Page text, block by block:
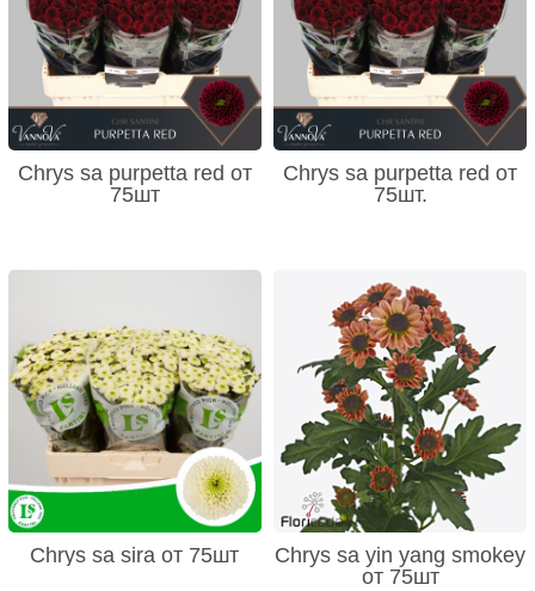
Chrys sa purpetta red от
75шт
Chrys sa purpetta red от
75шт.
Chrys sa sira от 75шт
Chrys sa yin yang smokey
от 75шт